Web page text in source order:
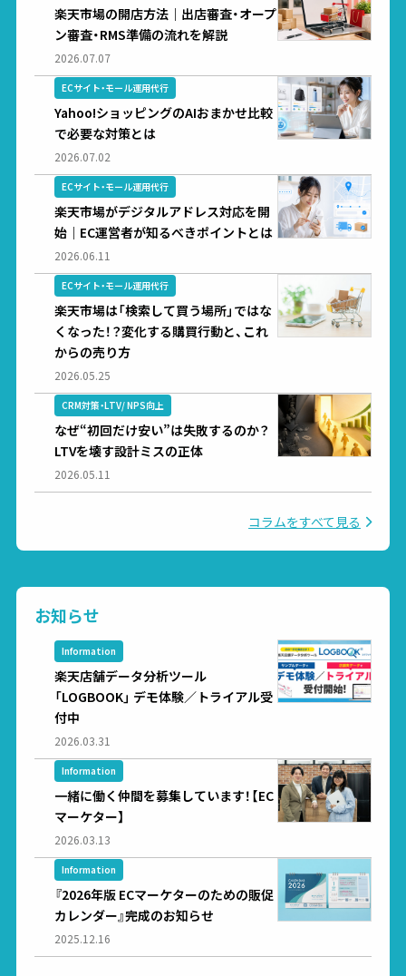
楽天市場の開店方法｜出店審査・オープ
ン審査・RMS準備の流れを解説
2026.07.07
ECサイト・モール運用代行
Yahoo!ショッピングのAIおまかせ比較
で必要な対策とは
2026.07.02
ECサイト・モール運用代行
楽天市場がデジタルアドレス対応を開
始｜EC運営者が知るべきポイントとは
2026.06.11
ECサイト・モール運用代行
楽天市場は「検索して買う場所」ではな
くなった！？変化する購買行動と、これ
からの売り方
2026.05.25
CRM対策・LTV/ NPS向上
なぜ“初回だけ安い”は失敗するのか？
LTVを壊す設計ミスの正体
2026.05.11
コラムをすべて見る
お知らせ
Information
楽天店舗データ分析ツール
「LOGBOOK」 デモ体験／トライアル受
付中
2026.03.31
Information
一緒に働く仲間を募集しています！【EC
マーケター】
2026.03.13
Information
『2026年版 ECマーケターのための販促
カレンダー』完成のお知らせ
2025.12.16